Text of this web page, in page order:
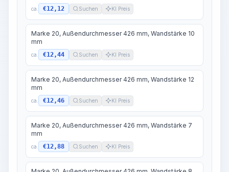
ca. €12,12 Suchen KI Preis
Marke 20, Außendurchmesser 426 mm, Wandstärke 10
mm
ca. €12,44 Suchen KI Preis
Marke 20, Außendurchmesser 426 mm, Wandstärke 12
mm
ca. €12,46 Suchen KI Preis
Marke 20, Außendurchmesser 426 mm, Wandstärke 7
mm
ca. €12,88 Suchen KI Preis